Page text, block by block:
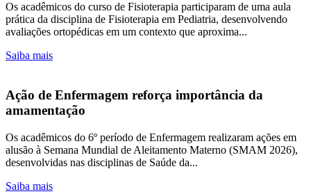
Os acadêmicos do curso de Fisioterapia participaram de uma aula
prática da disciplina de Fisioterapia em Pediatria, desenvolvendo
avaliações ortopédicas em um contexto que aproxima...
Saiba mais
Ação de Enfermagem reforça importância da
amamentação
Os acadêmicos do 6º período de Enfermagem realizaram ações em
alusão à Semana Mundial de Aleitamento Materno (SMAM 2026),
desenvolvidas nas disciplinas de Saúde da...
Saiba mais